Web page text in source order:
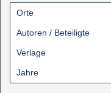
Orte
Autoren / Beteiligte
Verlage
Jahre